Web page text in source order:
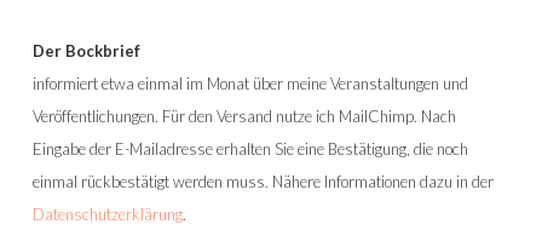
Der Bockbrief
informiert etwa einmal im Monat über meine Veranstaltungen und
Veröffentlichungen. Für den Versand nutze ich MailChimp. Nach
Eingabe der E-Mailadresse erhalten Sie eine Bestätigung, die noch
einmal rückbestätigt werden muss. Nähere Informationen dazu in der
Datenschutzerklärung.